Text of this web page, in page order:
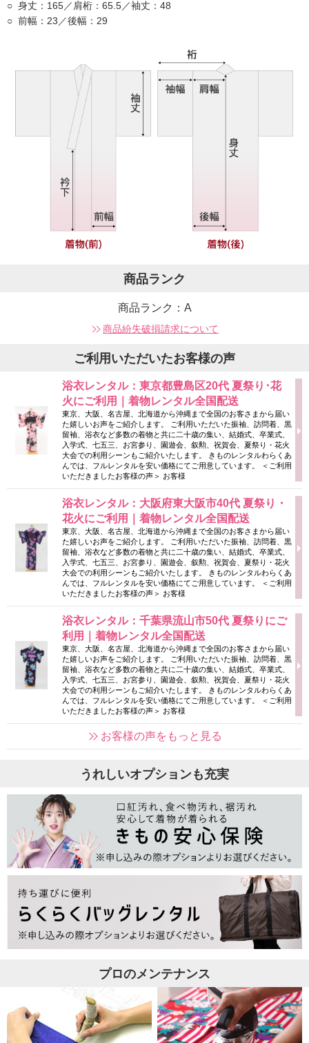
身丈：165／肩桁：65.5／袖丈：48
前幅：23／後幅：29
商品ランク
商品ランク：A
商品紛失破損請求について
ご利用いただいたお客様の声
浴衣レンタル：東京都豊島区20代 夏祭り･花
火にご利用｜着物レンタル全国配送
東京、大阪、名古屋、北海道から沖縄まで全国のお客さまから届い
た嬉しいお声をご紹介します。 ご利用いただいた振袖、訪問着、黒
留袖、浴衣など多数の着物と共に二十歳の集い、結婚式、卒業式、
入学式、七五三、お宮参り、園遊会、叙勲、祝賀会、夏祭り・花火
大会での利用シーンもご紹介いたします。 きものレンタルわらくあ
んでは、フルレンタルを安い価格にてご用意しています。 ＜ご利用
いただきましたお客様の声＞ お客様
浴衣レンタル：大阪府東大阪市40代 夏祭り・
花火にご利用｜着物レンタル全国配送
東京、大阪、名古屋、北海道から沖縄まで全国のお客さまから届い
た嬉しいお声をご紹介します。 ご利用いただいた振袖、訪問着、黒
留袖、浴衣など多数の着物と共に二十歳の集い、結婚式、卒業式、
入学式、七五三、お宮参り、園遊会、叙勲、祝賀会、夏祭り・花火
大会での利用シーンもご紹介いたします。 きものレンタルわらくあ
んでは、フルレンタルを安い価格にてご用意しています。 ＜ご利用
いただきましたお客様の声＞ お客様
浴衣レンタル：千葉県流山市50代 夏祭りにご
利用｜着物レンタル全国配送
東京、大阪、名古屋、北海道から沖縄まで全国のお客さまから届い
た嬉しいお声をご紹介します。 ご利用いただいた振袖、訪問着、黒
留袖、浴衣など多数の着物と共に二十歳の集い、結婚式、卒業式、
入学式、七五三、お宮参り、園遊会、叙勲、祝賀会、夏祭り・花火
大会での利用シーンもご紹介いたします。 きものレンタルわらくあ
んでは、フルレンタルを安い価格にてご用意しています。 ＜ご利用
いただきましたお客様の声＞ お客様
お客様の声をもっと見る
うれしいオプションも充実
プロのメンテナンス